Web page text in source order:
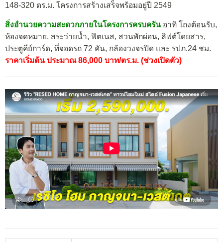
148-320 ตร.ม. โครงการสร้างเสร็จพร้อมอยู่ปี 2549
สิ่งอำนวยความสะดวกภายในโครงการครบครัน อาทิ โถงต้อนรับ,
ห้องจดหมาย, สระว่ายน้ำ, ฟิตเนส, สวนพักผ่อน, ลิฟต์โดยสาร,
ประตูคีย์การ์ด, ที่จอดรถ 72 คัน, กล้องวงจรปิด และ รปภ.24 ชม.
ราคาเริ่มต้น ประมาณ 86,000 บาท/ตร.ม. (ช่วงเปิดตัว)